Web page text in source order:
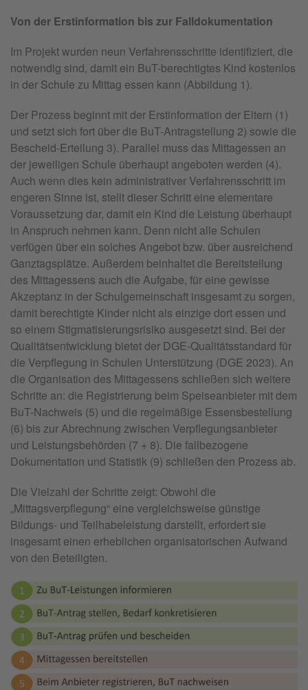
Von der Erstinformation bis zur Falldokumentation
Im Projekt wurden neun Verfahrensschritte identifiziert, die
notwendig sind, damit ein BuT-berechtigtes Kind kostenlos
in der Schule zu Mittag essen kann (Abbildung 1).
Der Prozess beginnt mit der Erstinformation der Eltern (1)
und setzt sich fort über die BuT-Antragstellung 2) sowie die
Bescheid-Erteilung 3). Parallel muss das Mittagessen an
der jeweiligen Schule überhaupt angeboten werden (4).
Auch wenn dies kein administrativer Verfahrensschritt im
engeren Sinne ist, stellt dieser Schritt eine elementare
Voraussetzung dar, damit ein Kind die Leistung überhaupt
in Anspruch nehmen kann. Denn nicht alle Schulen
verfügen über ein solches Angebot bzw. über ausreichend
Ganztagsplätze. Außerdem beinhaltet die Bereitstellung
des Mittagessens auch die Aufgabe, für eine gewisse
Akzeptanz in der Schulgemeinschaft insgesamt zu sorgen,
damit berechtigte Kinder nicht als einzige dort essen und
so einem Stigmatisierungsrisiko ausgesetzt sind. Bei der
Qualitätsentwicklung bietet der DGE-Qualitätsstandard für
die Verpflegung in Schulen Unterstützung (DGE 2023). An
die Organisation des Mittagessens schließen sich weitere
Schritte an: die Registrierung beim Speiseanbieter mit dem
BuT-Nachweis (5) und die regelmäßige Essensbestellung
(6) bis zur Abrechnung zwischen Verpflegungsanbieter
und Leistungsbehörden (7 + 8). Die fallbezogene
Dokumentation und Statistik (9) schließen den Prozess ab.
Die Vielzahl der Schritte zeigt: Obwohl die
„Mittagsverpflegung“ eine vergleichsweise günstige
Bildungs- und Teilhabeleistung darstellt, erfordert sie
insgesamt einen erheblichen organisatorischen Aufwand
von den Beteiligten.